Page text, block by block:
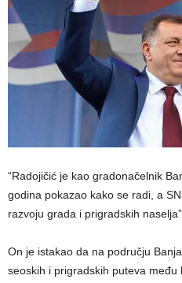
“Radojičić je kao gradonačelnik
godina pokazao kako se radi, a
razvoju grada i prigradskih
On je istakao da na području
seoskih i prigradskih puteva među